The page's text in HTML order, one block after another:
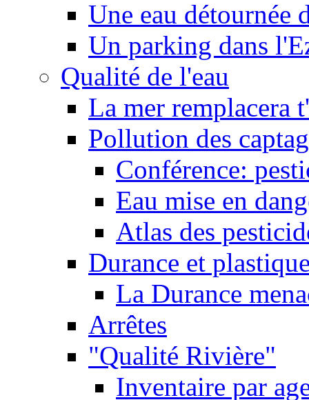
Une eau détournée
Un parking dans
Qualité de l'eau
La mer remplacera
Pollution des
Conférence:
Eau mise en
Atlas des
Durance et
La Durance
Arrêtes
"Qualité Rivière"
Inventaire par